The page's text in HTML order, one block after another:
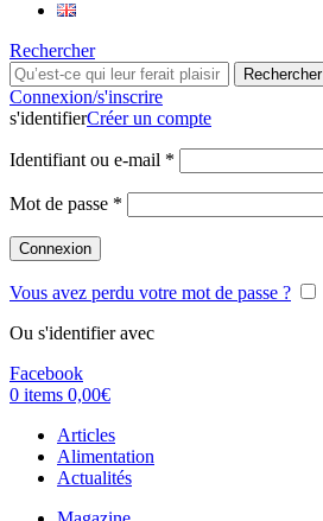
Rechercher
Rechercher
Connexion/s'inscrire
s'identifierCréer un compte
Identifiant ou e-mail *
Mot de passe *
Connexion
Vous avez perdu votre mot de passe ?
Ou s'identifier avec
Facebook
0 items 0,00€
Articles
Alimentation
Actualités